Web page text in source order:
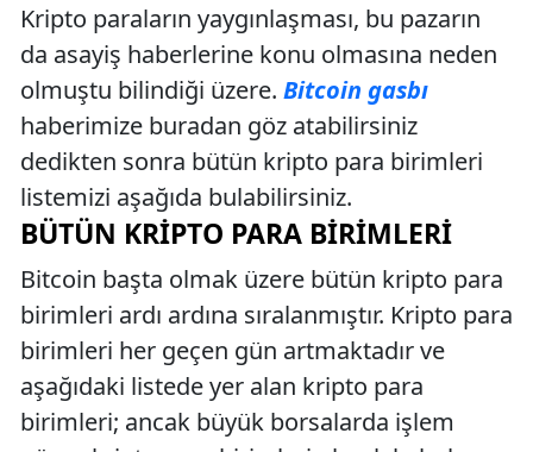
Kripto paraların yaygınlaşması, bu pazarın
da asayiş haberlerine konu olmasına neden
olmuştu bilindiği üzere. Bitcoin gasbı
haberimize buradan göz atabilirsiniz
dedikten sonra bütün kripto para birimleri
listemizi aşağıda bulabilirsiniz.
BÜTÜN KRIPTO PARA BIRIMLERI
Bitcoin başta olmak üzere bütün kripto para
birimleri ardı ardına sıralanmıştır. Kripto para
birimleri her geçen gün artmaktadır ve
aşağıdaki listede yer alan kripto para
birimleri; ancak büyük borsalarda işlem